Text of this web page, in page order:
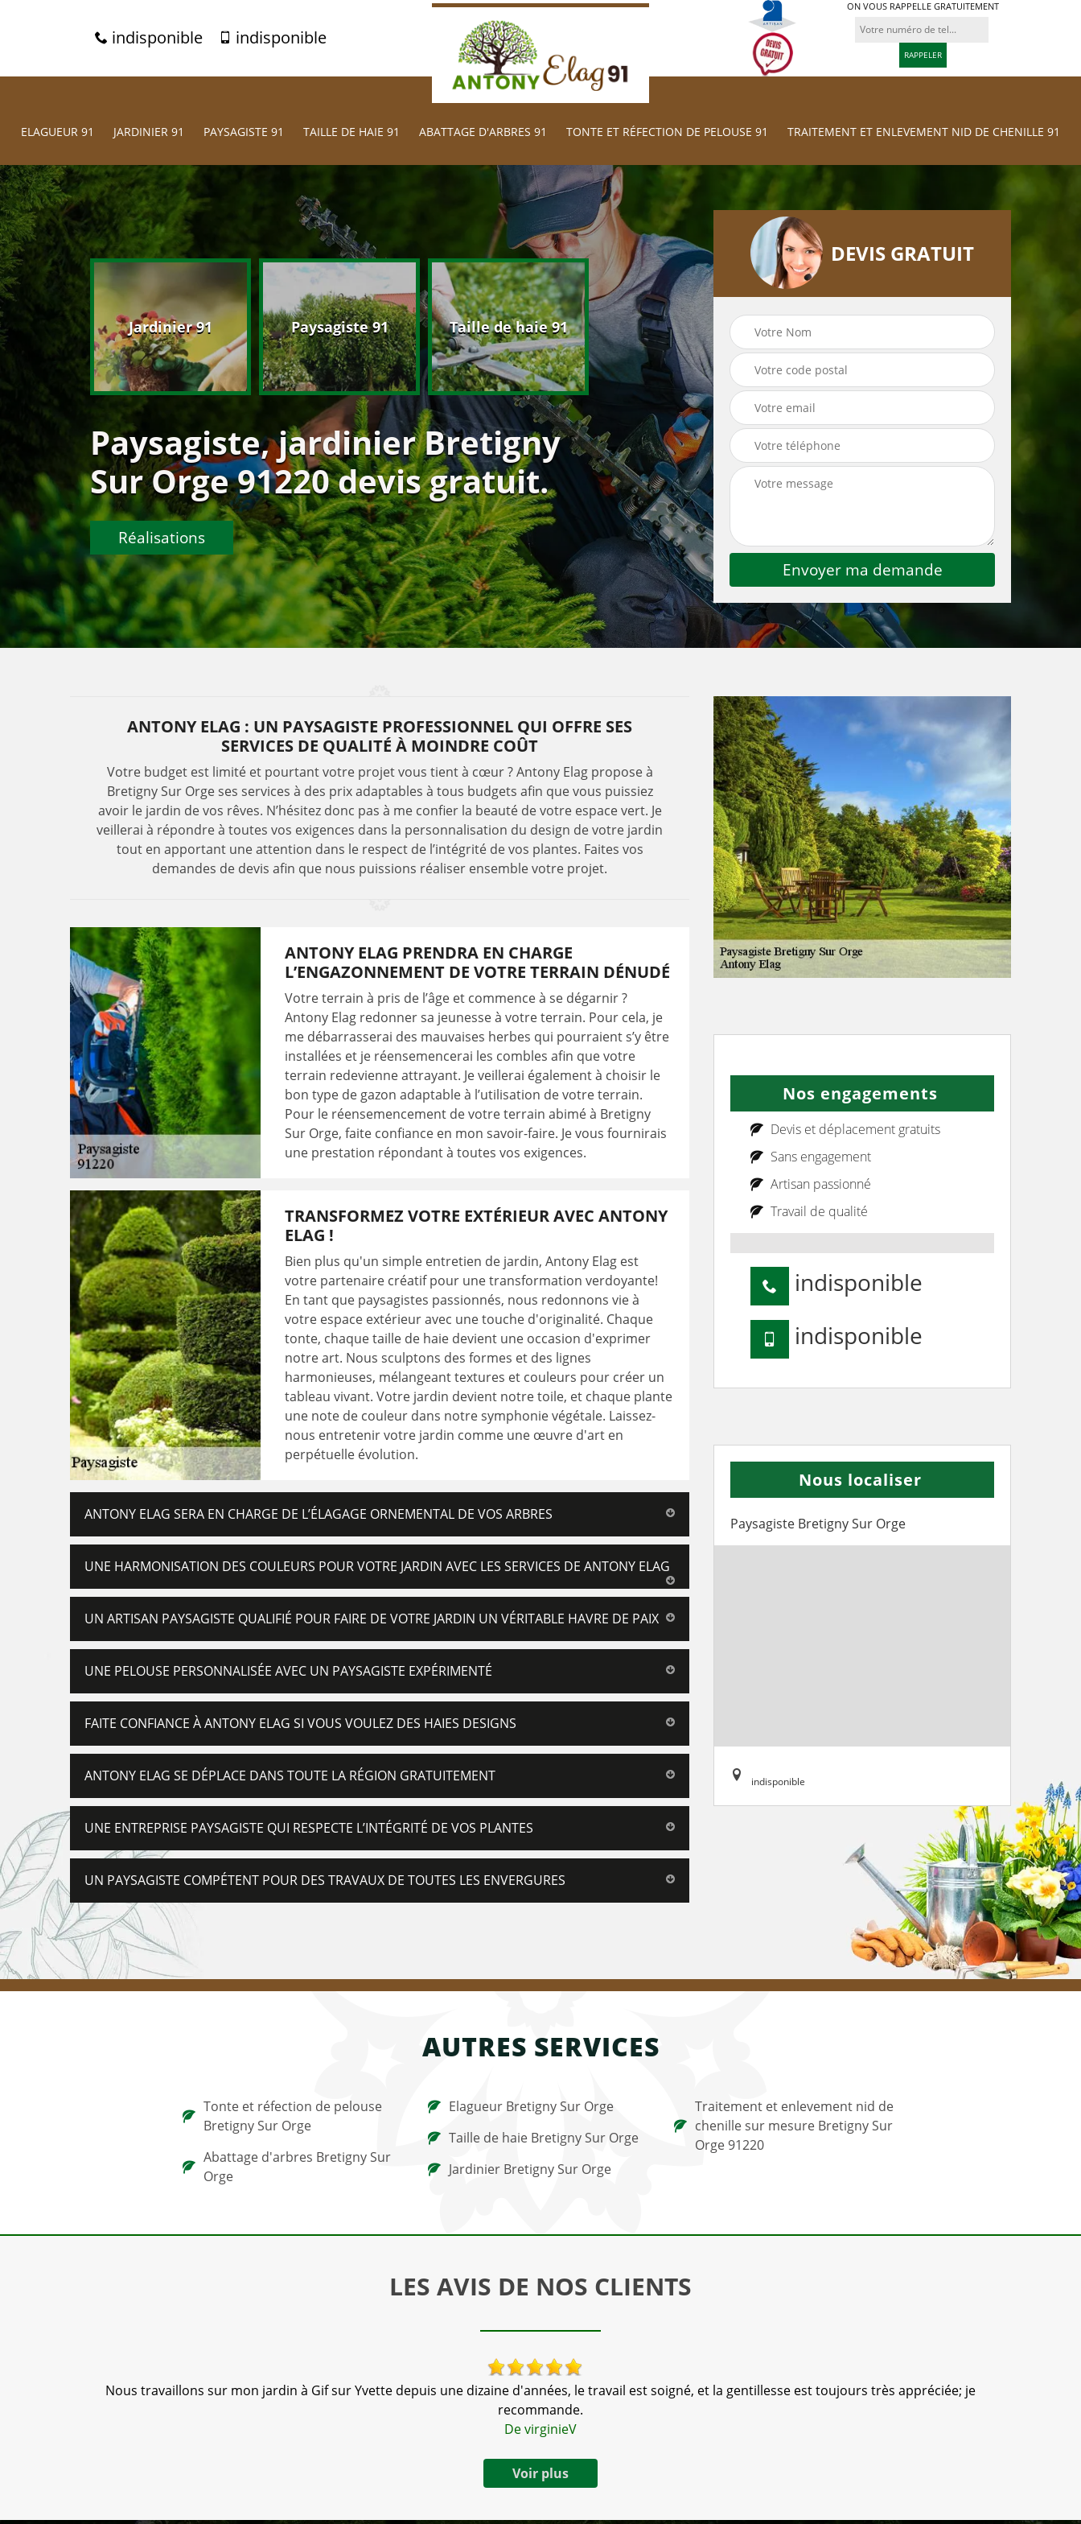
indisponible indisponible
ON VOUS RAPPELLE GRATUITEMENT
ELAGUEUR 91 JARDINIER 91 PAYSAGISTE 91 TAILLE DE HAIE 91 ABATTAGE D'ARBRES 91 TONTE ET RÉFECTION DE PELOUSE 91 TRAITEMENT ET ENLEVEMENT NID DE CHENILLE 91
91 Jardinier 91 Paysagiste 91 Taille de haie 91 Abattage d'arbres
91
Tonte et réfection
de pelouse 91
Traitement et
Enlevement nid
chenille 91
Paysagiste, jardinier Bretigny
Sur Orge 91220 devis gratuit.
Réalisations
DEVIS GRATUIT
ANTONY ELAG : UN PAYSAGISTE PROFESSIONNEL QUI OFFRE SES
SERVICES DE QUALITÉ À MOINDRE COÛT
Votre budget est limité et pourtant votre projet vous tient à cœur ? Antony Elag propose à
Bretigny Sur Orge ses services à des prix adaptables à tous budgets afin que vous puissiez
avoir le jardin de vos rêves. N’hésitez donc pas à me confier la beauté de votre espace vert. Je
veillerai à répondre à toutes vos exigences dans la personnalisation du design de votre jardin
tout en apportant une attention dans le respect de l’intégrité de vos plantes. Faites vos
demandes de devis afin que nous puissions réaliser ensemble votre projet.
ANTONY ELAG PRENDRA EN CHARGE
L’ENGAZONNEMENT DE VOTRE TERRAIN DÉNUDÉ
Votre terrain à pris de l’âge et commence à se dégarnir ?
Antony Elag redonner sa jeunesse à votre terrain. Pour cela, je
me débarrasserai des mauvaises herbes qui pourraient s’y être
installées et je réensemencerai les combles afin que votre
terrain redevienne attrayant. Je veillerai également à choisir le
bon type de gazon adaptable à l’utilisation de votre terrain.
Pour le réensemencement de votre terrain abimé à Bretigny
Sur Orge, faite confiance en mon savoir-faire. Je vous fournirais
une prestation répondant à toutes vos exigences.
TRANSFORMEZ VOTRE EXTÉRIEUR AVEC ANTONY
ELAG !
Bien plus qu'un simple entretien de jardin, Antony Elag est
votre partenaire créatif pour une transformation verdoyante!
En tant que paysagistes passionnés, nous redonnons vie à
votre espace extérieur avec une touche d'originalité. Chaque
tonte, chaque taille de haie devient une occasion d'exprimer
notre art. Nous sculptons des formes et des lignes
harmonieuses, mélangeant textures et couleurs pour créer un
tableau vivant. Votre jardin devient notre toile, et chaque plante
une note de couleur dans notre symphonie végétale. Laissez-
nous entretenir votre jardin comme une œuvre d'art en
perpétuelle évolution.
ANTONY ELAG SERA EN CHARGE DE L’ÉLAGAGE ORNEMENTAL DE VOS ARBRES
UNE HARMONISATION DES COULEURS POUR VOTRE JARDIN AVEC LES SERVICES DE ANTONY ELAG
UN ARTISAN PAYSAGISTE QUALIFIÉ POUR FAIRE DE VOTRE JARDIN UN VÉRITABLE HAVRE DE PAIX
UNE PELOUSE PERSONNALISÉE AVEC UN PAYSAGISTE EXPÉRIMENTÉ
FAITE CONFIANCE À ANTONY ELAG SI VOUS VOULEZ DES HAIES DESIGNS
ANTONY ELAG SE DÉPLACE DANS TOUTE LA RÉGION GRATUITEMENT
UNE ENTREPRISE PAYSAGISTE QUI RESPECTE L’INTÉGRITÉ DE VOS PLANTES
UN PAYSAGISTE COMPÉTENT POUR DES TRAVAUX DE TOUTES LES ENVERGURES
Nos engagements
Devis et déplacement gratuits
Sans engagement
Artisan passionné
Travail de qualité
indisponible
indisponible
Nous localiser
Paysagiste Bretigny Sur Orge
indisponible
AUTRES SERVICES
Tonte et réfection de pelouse
Bretigny Sur Orge
Abattage d'arbres Bretigny Sur
Orge
Elagueur Bretigny Sur Orge
Taille de haie Bretigny Sur Orge
Jardinier Bretigny Sur Orge
Traitement et enlevement nid de
chenille sur mesure Bretigny Sur
Orge 91220
LES AVIS DE NOS CLIENTS
Nous travaillons sur mon jardin à Gif sur Yvette depuis une dizaine d'années, le travail est soigné, et la gentillesse est toujours très appréciée; je
recommande.
De virginieV
Voir plus